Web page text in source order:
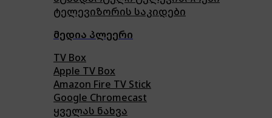
ტელევიზორის საკიდები
მედია პლეერი
TV Box
Apple TV Box
Amazon Fire TV Stick
Google Chromecast
ყველას ნახვა